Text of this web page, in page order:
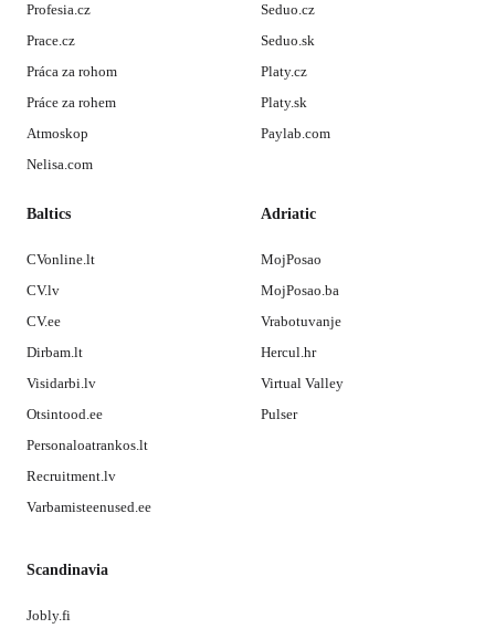
Profesia.cz
Prace.cz
Práca za rohom
Práce za rohem
Atmoskop
Nelisa.com
Seduo.cz
Seduo.sk
Platy.cz
Platy.sk
Paylab.com
Baltics
CVonline.lt
CV.lv
CV.ee
Dirbam.lt
Visidarbi.lv
Otsintood.ee
Personaloatrankos.lt
Recruitment.lv
Varbamisteenused.ee
Adriatic
MojPosao
MojPosao.ba
Vrabotuvanje
Hercul.hr
Virtual Valley
Pulser
Scandinavia
Jobly.fi